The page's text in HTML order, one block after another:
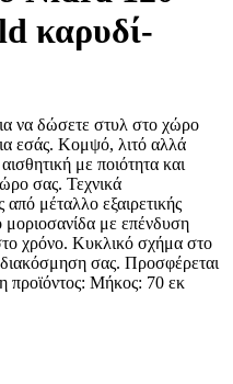
καρυδί-
να δώσετε στυλ στο χώρο
εσάς. Κομψό, λιτό αλλά
με ποιότητα και
σας. Τεχνικά
μέταλλο εξαιρετικής
μοριοσανίδα με επένδυση
χρόνο. Κυκλικό σχήμα στο
σας. Προσφέρεται
προϊόντος: Μήκος: 70 εκ